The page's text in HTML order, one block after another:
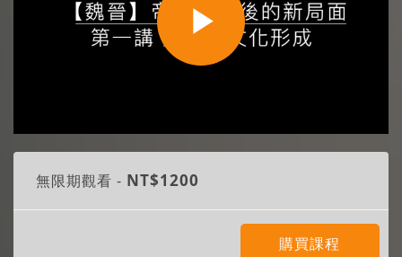
Play
Video
無限期觀看 - NT$1200
購買課程